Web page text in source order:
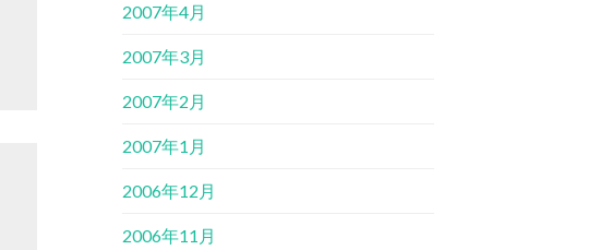
2007年4月
2007年3月
2007年2月
2007年1月
2006年12月
2006年11月